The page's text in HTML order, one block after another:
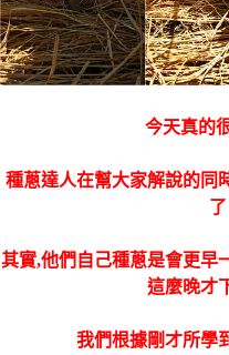
今天真的
種蔥達人在幫大家解說的同
了
其實,他們自己種蔥是會更早
這麼晚才
我們根據剛才所學